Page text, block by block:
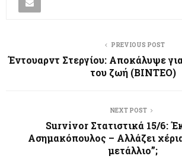
PREVIOUS POST
Έντουαρντ Στεργίου: Αποκάλυψε
του ζωή (ΒΙΝΤΕΟ)
NEXT POST
Survivor Στατιστικά 15/6:
Ασημακόπουλος – Αλλάζει
μετάλλιο”;